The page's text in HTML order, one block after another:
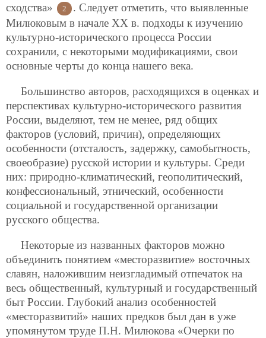
сходства»
2
. Следует отметить, что выявленные
Милюковым в начале XX в. подходы к изучению
культурно-исторического процесса России
сохранили, с некоторыми модификациями, свои
основные черты до конца нашего века.
Большинство авторов, расходящихся в оценках и
перспективах культурно-исторического развития
России, выделяют, тем не менее, ряд общих
факторов (условий, причин), определяющих
особенности (отсталость, задержку, самобытность,
своеобразие) русской истории и культуры. Среди
них: природно-климатический, геополитический,
конфессиональный, этнический, особенности
социальной и государственной организации
русского общества.
Некоторые из названных факторов можно
объединить понятием «месторазвитие» восточных
славян, наложившим неизгладимый отпечаток на
весь общественный, культурный и государственный
быт России. Глубокий анализ особенностей
«месторазвитий» наших предков был дан в уже
упомянутом труде П.Н. Милюкова «Очерки по